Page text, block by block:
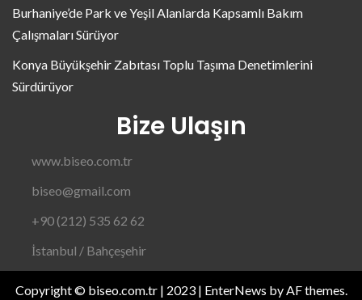
Burhaniye’de Park ve Yeşil Alanlarda Kapsamlı Bakım
Çalışmaları Sürüyor
Konya Büyükşehir Zabıtası Toplu Taşıma Denetimlerini
Sürdürüyor
Bize Ulaşın
www.biseo.com.tr
biseo@gmail.com
+90 (212) 535 62 62
İstanbul / Bahçeşehir
Copyright © biseo.com.tr | 2023 | EnterNews by AF themes.